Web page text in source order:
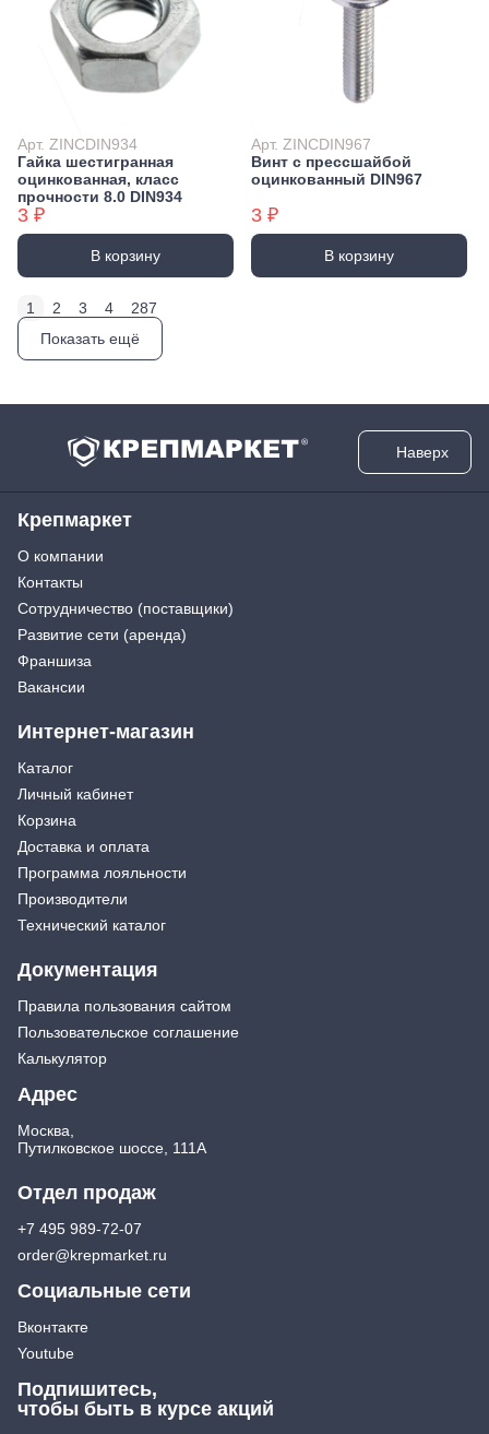
Арт. ZINCDIN934
Гайка шестигранная
оцинкованная, класс
прочности 8.0 DIN934
3 ₽
В корзину
Арт. ZINCDIN967
Винт с прессшайбой
оцинкованный DIN967
3 ₽
В корзину
1 2 3 4
287
Показать ещё
Наверх
Крепмаркет
О компании
Контакты
Сотрудничество (поставщики)
Развитие сети (аренда)
Франшиза
Вакансии
Интернет-магазин
Каталог
Личный кабинет
Корзина
Доставка и оплата
Программа лояльности
Производители
Технический каталог
Документация
Правила пользования сайтом
Пользовательское соглашение
Калькулятор
Адрес
Москва,
Путилковское шоссе, 111А
Отдел продаж
+7 495 989-72-07
order@krepmarket.ru
Социальные сети
Вконтакте
Youtube
Подпишитесь,
чтобы быть в курсе акций